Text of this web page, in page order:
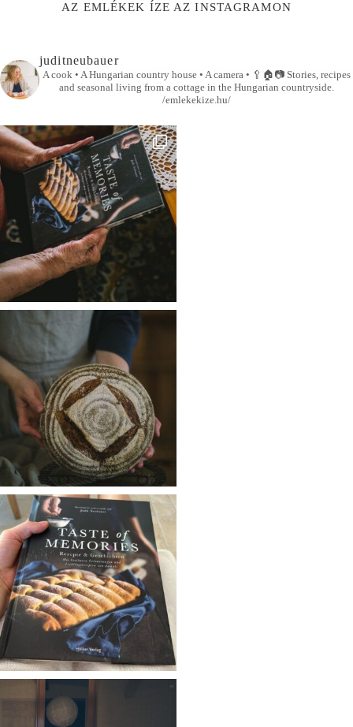
AZ EMLÉKEK ÍZE AZ INSTAGRAMON
juditneubauer
A cook • A Hungarian country house • A camera • 🥄🏠📷Stories, recipes
and seasonal living from a cottage in the Hungarian countryside.
/emlekekize.hu/